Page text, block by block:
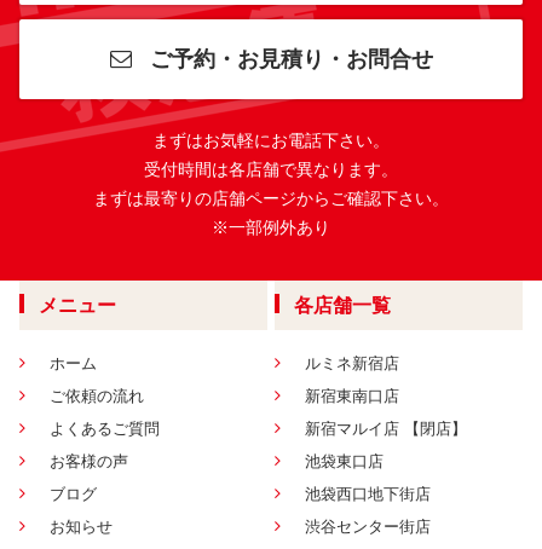
ご予約・お見積り・お問合せ
まずはお気軽にお電話下さい。
受付時間は各店舗で異なります。
まずは最寄りの店舗ページからご確認下さい。
※一部例外あり
メニュー
ホーム
ご依頼の流れ
よくあるご質問
お客様の声
ブログ
お知らせ
各店舗一覧
ルミネ新宿店
新宿東南口店
新宿マルイ店 【閉店】
池袋東口店
池袋西口地下街店
渋谷センター街店